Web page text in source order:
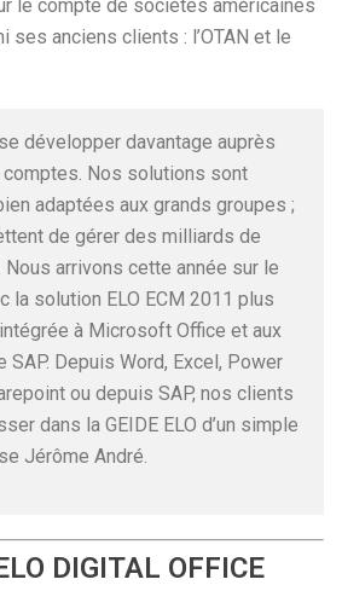
le compte de sociétés américaines
ses anciens clients : l’OTAN et le
développer davantage auprès
Nos solutions sont
adaptées aux grands groupes ;
de gérer des milliards de
Nous arrivons cette année sur le
la solution ELO ECM 2011 plus
à Microsoft Office et aux
SAP. Depuis Word, Excel, Power
ou depuis SAP, nos clients
dans la GEIDE ELO d’un simple
Jérôme André.
DIGITAL OFFICE